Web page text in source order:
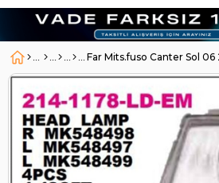
Far Mits.fuso Canter Sol 06